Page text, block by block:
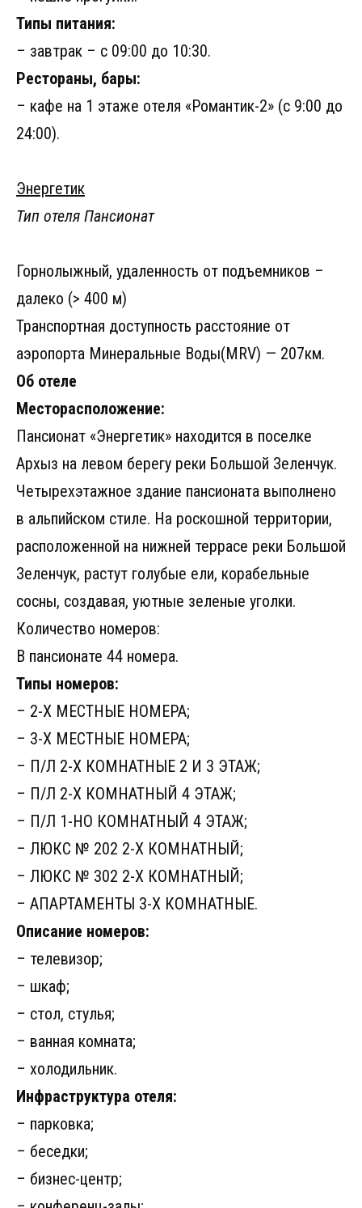
Типы питания:
– завтрак – с 09:00 до 10:30.
Рестораны, бары:
– кафе на 1 этаже отеля «Романтик-2» (с 9:00 до
24:00).
Энергетик
Тип отеля Пансионат
Горнолыжный, удаленность от подъемников –
далеко (> 400 м)
Транспортная доступность расстояние от
аэропорта Минеральные Воды(MRV) — 207км.
Об отеле
Месторасположение:
Пансионат «Энергетик» находится в поселке
Архыз на левом берегу реки Большой Зеленчук.
Четырехэтажное здание пансионата выполнено
в альпийском стиле. На роскошной территории,
расположенной на нижней террасе реки Большой
Зеленчук, растут голубые ели, корабельные
сосны, создавая, уютные зеленые уголки.
Количество номеров:
В пансионате 44 номера.
Типы номеров:
– 2-Х МЕСТНЫЕ НОМЕРА;
– 3-Х МЕСТНЫЕ НОМЕРА;
– П/Л 2-Х КОМНАТНЫЕ 2 И 3 ЭТАЖ;
– П/Л 2-Х КОМНАТНЫЙ 4 ЭТАЖ;
– П/Л 1-НО КОМНАТНЫЙ 4 ЭТАЖ;
– ЛЮКС № 202 2-Х КОМНАТНЫЙ;
– ЛЮКС № 302 2-Х КОМНАТНЫЙ;
– АПАРТАМЕНТЫ 3-Х КОМНАТНЫЕ.
Описание номеров:
– телевизор;
– шкаф;
– стол, стулья;
– ванная комната;
– холодильник.
Инфраструктура отеля:
– парковка;
– беседки;
– бизнес-центр;